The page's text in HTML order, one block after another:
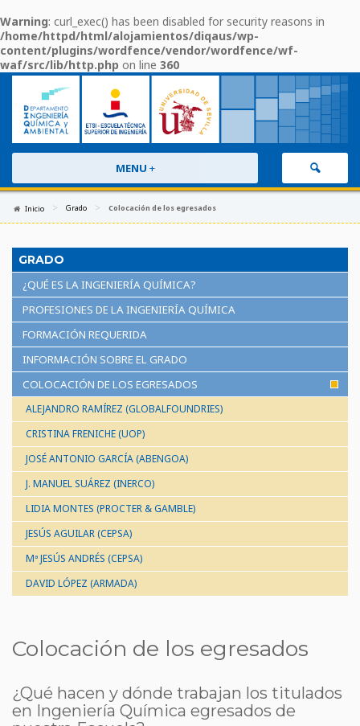
Warning: curl_exec() has been disabled for security reasons in
/home/httpd/html/alojamientos/diqaus/wp-
content/plugins/wordfence/vendor/wordfence/wf-
waf/src/lib/http.php on line 360
MENU +
Inicio > Grado > Colocación de los egresados
GRADO
¿QUÉ ES LA INGENIERÍA QUÍMICA?
PROFESIONES DE LA INGENIERÍA QUÍMICA
FORMACIÓN REQUERIDA
INFORMACIÓN SOBRE EL GRADO
COLOCACIÓN DE LOS EGRESADOS
ALEJANDRO RAMÍREZ (GLOBALFOUNDRIES)
CRISTINA FRENICHE (UOP)
JOSÉ ANTONIO GARCÍA (ABENGOA)
J. MANUEL SUÁREZ (INERCO)
LIDIA MONTES (PROCTER & GAMBLE)
JESÚS AGUILAR (CEPSA)
Mª JESÚS ANDRÉS (CEPSA)
DAVID LÓPEZ (ARMADA)
Colocación de los egresados
¿Qué hacen y dónde trabajan los titulados
en Ingeniería Química egresados de